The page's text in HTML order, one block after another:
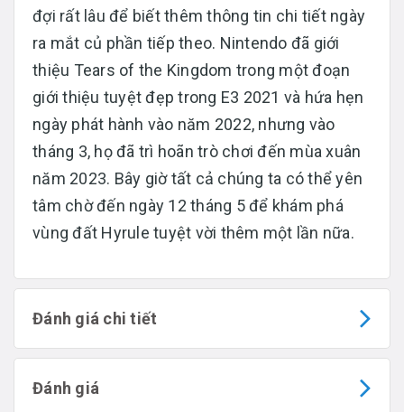
đợi rất lâu để biết thêm thông tin chi tiết ngày
ra mắt củ phần tiếp theo. Nintendo đã giới
thiệu Tears of the Kingdom trong một đoạn
giới thiệu tuyệt đẹp trong E3 2021 và hứa hẹn
ngày phát hành vào năm 2022, nhưng vào
tháng 3, họ đã trì hoãn trò chơi đến mùa xuân
năm 2023. Bây giờ tất cả chúng ta có thể yên
tâm chờ đến ngày 12 tháng 5 để khám phá
vùng đất Hyrule tuyệt vời thêm một lần nữa.
Đánh giá chi tiết
Đánh giá